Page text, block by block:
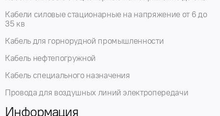
Кабели силовые стационарные на напряжение от 6 до
35 кв
Кабель для горнорудной промышленности
Кабель нефтепогружной
Кабель специального назначения
Провода для воздушных линий электропередачи
Информация